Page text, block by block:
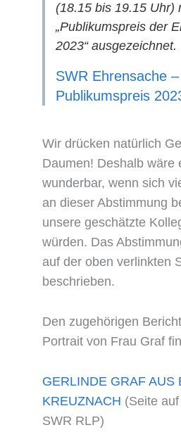
(18.15 bis 19.15 Uhr)
„Publikumspreis der
2023“ ausgezeichnet.
SWR Ehrensache –
Publikumspreis
Wir drücken natürlich
Daumen! Deshalb wäre
wunderbar, wenn sich
an dieser Abstimmung
unsere geschätzte
würden. Das
auf der oben verlinkten
beschrieben.
Den zugehörigen
Portrait von Frau Graf
GERLINDE GRAF AUS
KREUZNACH (Seite
SWR RLP)